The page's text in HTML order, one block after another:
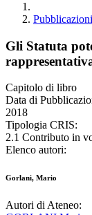
Pubblicazioni
Gli Statuta
Capitolo di libro
Data di
2018
Tipologia CRIS:
2.1 Contributo in
Elenco autori:
Gorlani, Mario
Autori di Ateneo: